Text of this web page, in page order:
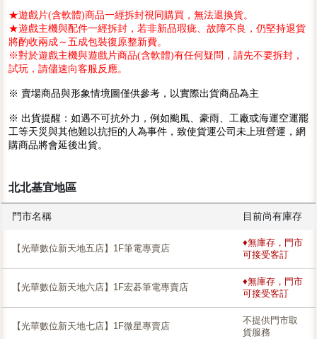
★遊戲片(含軟體)商品一經拆封視同購買，無法退換貨。
★遊戲主機與配件一經拆封，若非新品瑕疵、故障不良，仍堅持退貨
將酌收兩成～五成包裝復原整新費。
※對於遊戲主機與遊戲片商品(含軟體)有任何疑問，請先不要拆封，
試玩，請儘速向客服反應。
※ 賣場商品與形象情境圖僅供參考，以實際出貨商品為主
※ 出貨提醒：如遇不可抗外力，例如颱風、豪雨、工廠或海運空運罷
工等天災與其他難以抗拒的人為事件，致使貨運公司未上班營運，網
購商品將會延後出貨。
北北基宜地區
門市名稱 目前尚有庫存
【光華數位新天地五店】1F筆電專賣店
♦無庫存，門市
可接受客訂
【光華數位新天地六店】1F宏碁筆電專賣店
♦無庫存，門市
可接受客訂
【光華數位新天地七店】1F微星專賣店
不提供門市取
貨服務